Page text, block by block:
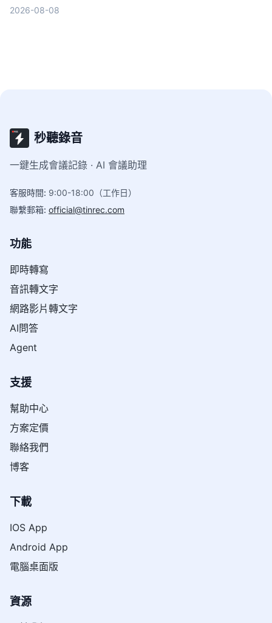
2026-08-08
秒聽錄音
一鍵生成會議記錄 · AI 會議助理
客服時間: 9:00-18:00（工作日）
聯繫郵箱: official@tinrec.com
功能
即時轉寫
音訊轉文字
網路影片轉文字
AI問答
Agent
支援
幫助中心
方案定價
聯絡我們
博客
下載
IOS App
Android App
電腦桌面版
資源